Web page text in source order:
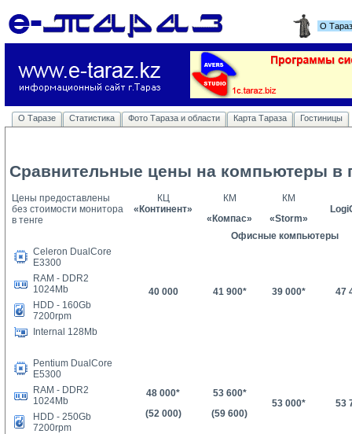
О
О Таразе Статистика Фото Тараза и области Карта Тараза Гостиницы
Сравнительные цены на компьютеры в
Цены предоставлены
без стоимости монитора
в тенге
КЦ
«Континент»
КМ
«Компас»
КМ
«Storm»
Офисные компьютеры
Celeron DualCore
E3300
40 000 41 900* 39 000* 47
RAM - DDR2
1024Mb
HDD - 160Gb
7200rpm
Internal 128Mb
Pentium DualCore
E5300
48 000*
(52 000)
53 600*
(59 600)
53 000* 53
RAM - DDR2
1024Mb
HDD - 250Gb
7200rpm